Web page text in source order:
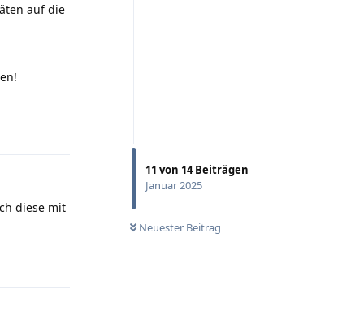
11 von 14Beiträgen
Januar 2025
Neuester Beitrag
auf die
diese mit